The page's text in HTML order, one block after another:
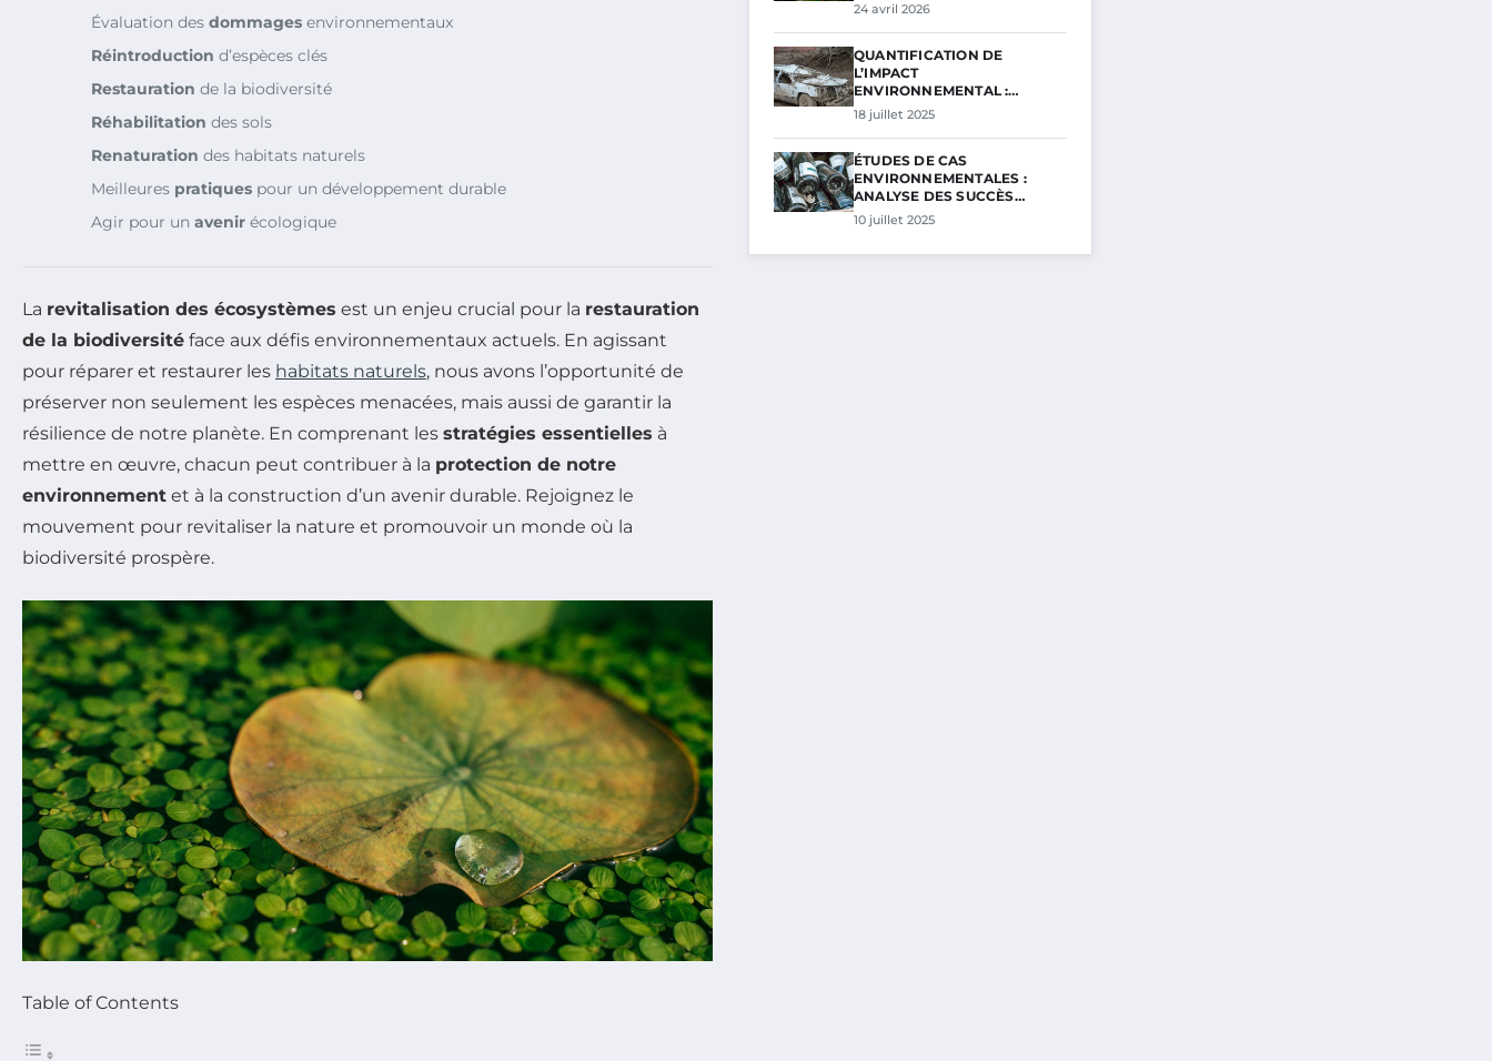
Évaluation des dommages environnementaux
Réintroduction d’espèces clés
Restauration de la biodiversité
Réhabilitation des sols
Renaturation des habitats naturels
Meilleures pratiques pour un développement durable
Agir pour un avenir écologique
La revitalisation des écosystèmes est un enjeu crucial pour la restauration
de la biodiversité face aux défis environnementaux actuels. En agissant
pour réparer et restaurer les habitats naturels, nous avons l’opportunité de
préserver non seulement les espèces menacées, mais aussi de garantir la
résilience de notre planète. En comprenant les stratégies essentielles à
mettre en œuvre, chacun peut contribuer à la protection de notre
environnement et à la construction d’un avenir durable. Rejoignez le
mouvement pour revitaliser la nature et promouvoir un monde où la
biodiversité prospère.
Table of Contents
24 avril 2026
QUANTIFICATION DE
L’IMPACT
ENVIRONNEMENTAL :
MÉTHODES…
18 juillet 2025
ÉTUDES DE CAS
ENVIRONNEMENTALES :
ANALYSE DES SUCCÈS…
10 juillet 2025